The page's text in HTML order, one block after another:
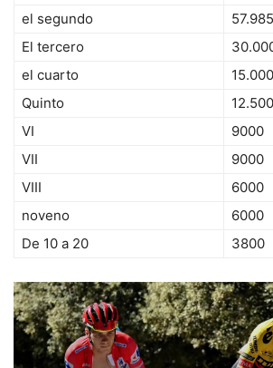
el segundo
57.985
El tercero
el cuarto
15.000
Quinto
12.500
VI
9000
VII
9000
VIII
6000
noveno
6000
De 10 a 20
3800